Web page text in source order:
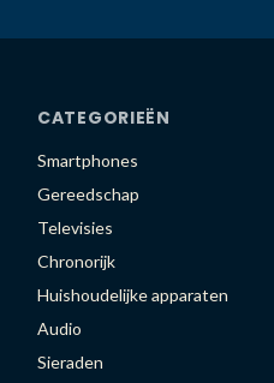
CATEGORIEËN
Smartphones
Gereedschap
Televisies
Chronorijk
Huishoudelijke apparaten
Audio
Sieraden